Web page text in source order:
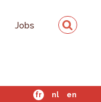
Jobs
fr nl en